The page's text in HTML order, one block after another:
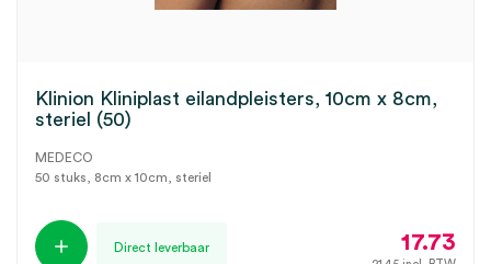
Klinion Kliniplast eilandpleisters, 10cm x 8cm,
steriel (50)
MEDECO
50 stuks, 8cm x 10cm, steriel
Direct leverbaar 17.73